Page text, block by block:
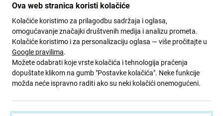
Newsletter
Prijavite se za redovite obavijesti o popustima i novostima iz naše
ponude. Ujedno, podnošenjem ovog obrasca potvrđujem da sam
stariji od 16 godina
Pretplatite
Ova web stranica koristi kolačiće
Kolačiće koristimo za prilagodbu sadržaja i oglasa,
omogućavanje značajki društvenih medija i analizu prometa.
Kolačiće koristimo i za personalizaciju oglasa — više pročitajte u
Google pravilima.
Možete odabrati koje vrste kolačića i tehnologija praćenja
dopuštate klikom na gumb "Postavke kolačića". Neke funkcije
možda neće ispravno raditi ako su neki kolačići onemogućeni.